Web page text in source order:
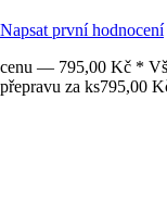
Napsat první hodnocení
cenu — 795,00 Kč *
přepravu za ks795,00